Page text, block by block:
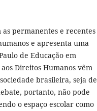
permanentes e recentes
e apresenta uma
de Educação em
Direitos Humanos vêm
brasileira, seja de
portanto, não pode
o espaço escolar como